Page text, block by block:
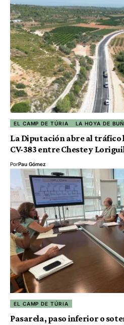
EL CAMP DE TÚRIA LA HOYA DE
La Diputación abre al tráfico
CV-383 entre Cheste y
PorPau Gómez
EL CAMP DE TÚRIA
Pasarela, paso inferior o